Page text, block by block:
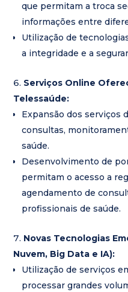
que permitam a troca
informações entre
Utilização de
a integridade e a
Serviços Online
Telessaúde:
Expansão dos serviços
consultas,
saúde.
Desenvolvimento de
permitam o acesso a
agendamento de
profissionais de saúde.
Novas Tecnologias
Nuvem, Big Data e IA):
Utilização de serviços
processar grandes